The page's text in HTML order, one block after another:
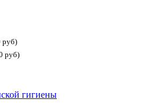
руб)
руб)
гигиены